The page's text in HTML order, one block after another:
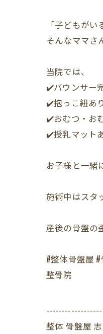
「子どもが
そんなママさ
当院では、
✔️バウンサー
✔️抱っこ紐あり
✔️おむつ・お
✔️授乳マット
お子様と一緒
施術中はスタ
産後の骨盤の
#整体骨盤屋
整骨院
整体 骨盤屋